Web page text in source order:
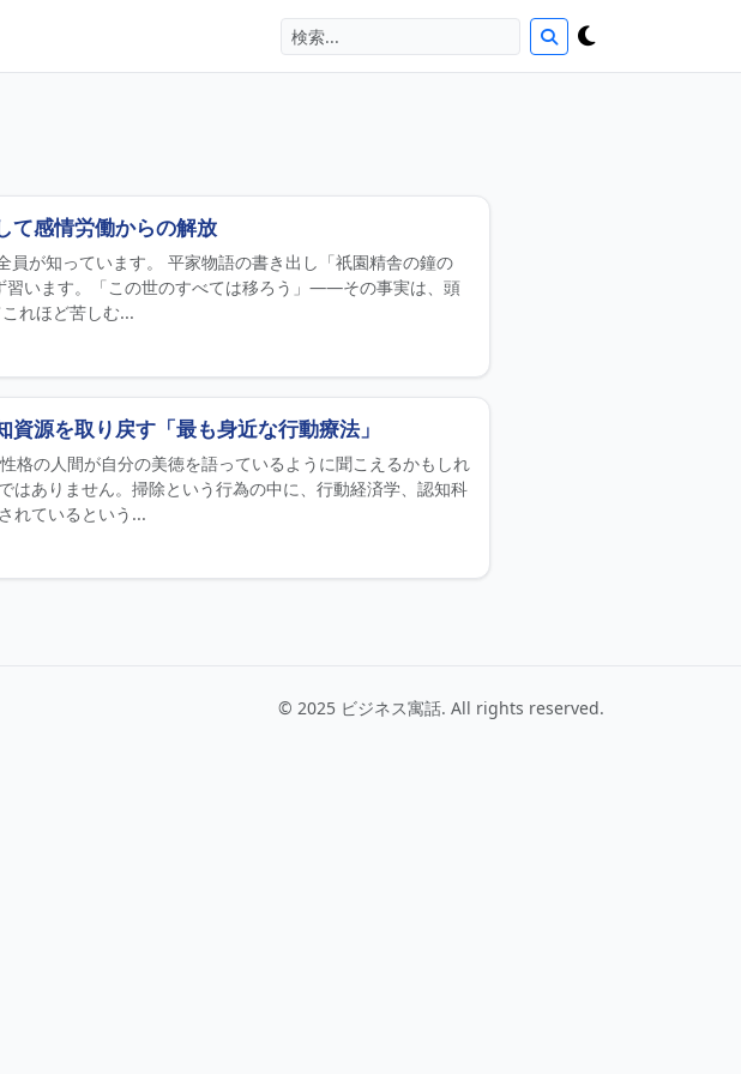
感情労働からの解放
が知っています。 平家物語の書き出し「祇園精舎の鐘の
います。「この世のすべては移ろう」——その事実は、頭
れほど苦しむ...
源を取り戻す「最も身近な行動療法」
格の人間が自分の美徳を語っているように聞こえるかもしれ
はありません。掃除という行為の中に、行動経済学、認知科
れているという...
© 2025 ビジネス寓話. All rights reserved.